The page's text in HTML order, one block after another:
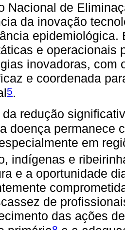
Nacional de
da inovação
epidemiológica.
e operacionais
inovadoras, com
e coordenada
5.
da redução
doença permanece
em
indígenas e
e a oportunidade
de
das ações